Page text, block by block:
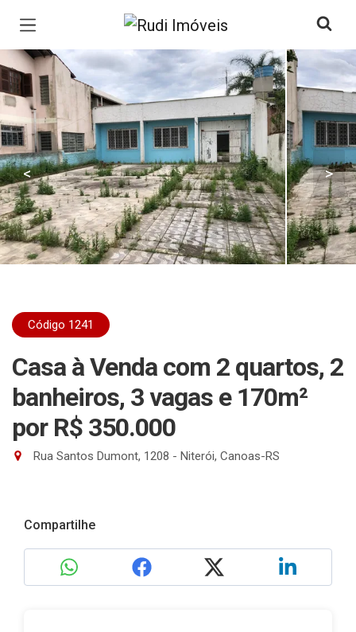
Página inicial
< >
Código 1241
Casa à Venda com 2 quartos, 2
banheiros, 3 vagas e 170m²
por R$ 350.000
Rua Santos Dumont, 1208 - Niterói, Canoas-RS
Compartilhe